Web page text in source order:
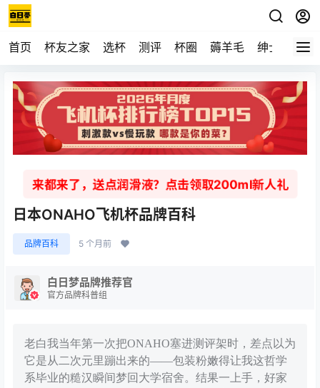
首页 杯友之家 选杯 测评 杯圈 薅羊毛 绅士 视频
来都来了，送点润滑液？点击领取200ml新人礼
日本ONAHO飞机杯品牌百科
品牌百科 5 个月前
白日梦品牌推荐官
官方品牌科普组
老白我当年第一次把ONAHO塞进测评架时，差点以为
它是从二次元里蹦出来的——包装粉嫩得让我这哲学
系毕业的糙汉瞬间梦回大学宿舍。结果一上手，好家